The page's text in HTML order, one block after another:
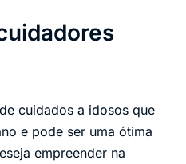
cuidados a idosos que
e pode ser uma ótima
empreender na